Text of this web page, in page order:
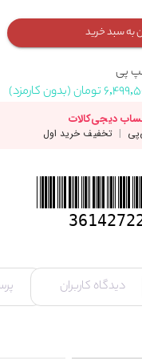
به سبد خرید
پی
دیدگاه کاربران